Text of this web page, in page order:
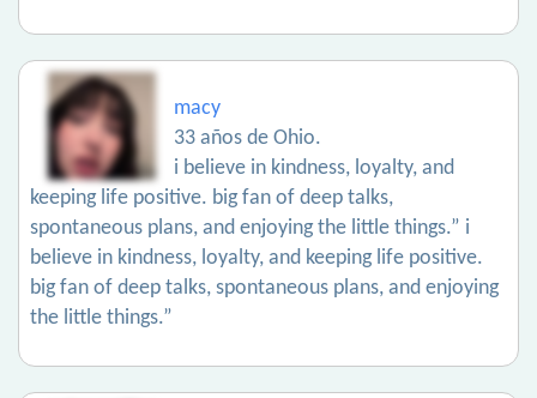
macy
33 años de Ohio.
i believe in kindness, loyalty, and
keeping life positive. big fan of deep talks,
spontaneous plans, and enjoying the little things.” i
believe in kindness, loyalty, and keeping life positive.
big fan of deep talks, spontaneous plans, and enjoying
the little things.”